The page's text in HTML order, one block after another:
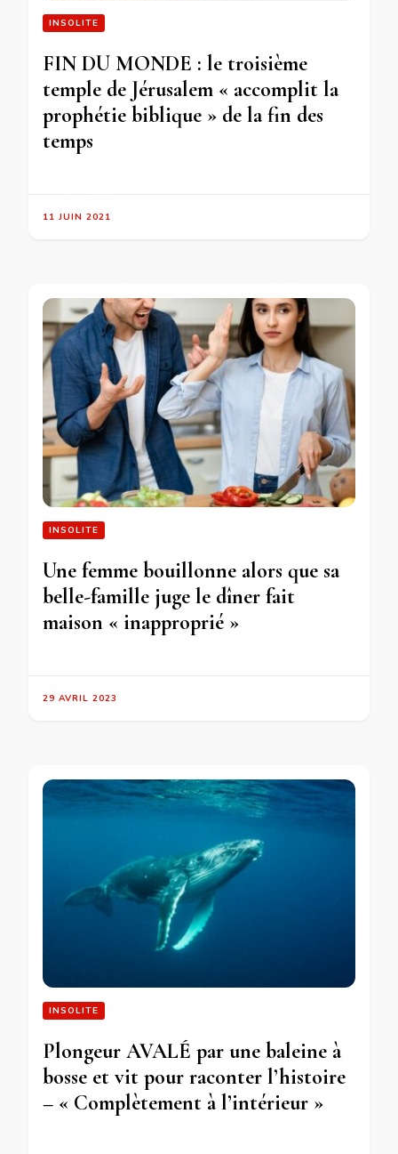
INSOLITE
FIN DU MONDE : le troisième
temple de Jérusalem « accomplit la
prophétie biblique » de la fin des
temps
11 JUIN 2021
INSOLITE
Une femme bouillonne alors que sa
belle-famille juge le dîner fait
maison « inapproprié »
29 AVRIL 2023
INSOLITE
Plongeur AVALÉ par une baleine à
bosse et vit pour raconter l’histoire
– « Complètement à l’intérieur »